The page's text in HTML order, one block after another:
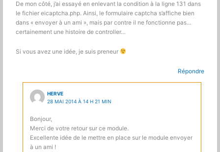
De mon côté, j’ai essayé en enlevant la condition à la ligne 131 dans
le fichier eicaptcha.php. Ainsi, le formulaire captcha s’affiche bien
dans « envoyer à un ami », mais par contre il ne fonctionne pas…
certainement une histoire de controller…
Si vous avez une idée, je suis preneur
Répondre
HERVE
28 MAI 2014 À 14 H 21 MIN
Bonjour,
Merci de votre retour sur ce module.
Excellente idée de le mettre en place sur le module envoyer
à un ami !